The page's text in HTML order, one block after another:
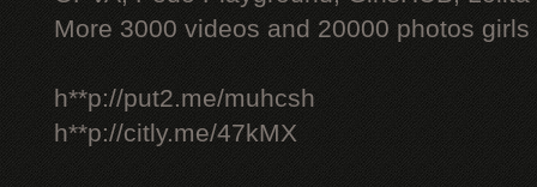
More 3000 videos and 20000 photos
h**p://put2.me/muhcsh
h**p://citly.me/47kMX